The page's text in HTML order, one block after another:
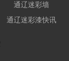
通辽迷彩墙
通辽迷彩漆快讯